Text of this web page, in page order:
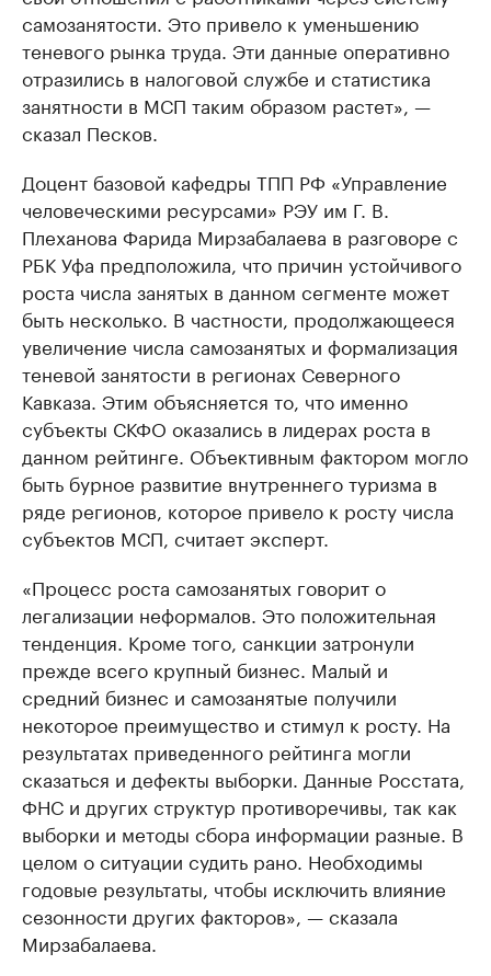
самозанятости. Это привело к уменьшению
теневого рынка труда. Эти данные оперативно
отразились в налоговой службе и статистика
занятности в МСП таким образом растет», —
сказал Песков.
Доцент базовой кафедры ТПП РФ «Управление
человеческими ресурсами» РЭУ им Г. В.
Плеханова Фарида Мирзабалаева в разговоре с
РБК Уфа предположила, что причин устойчивого
роста числа занятых в данном сегменте может
быть несколько. В частности, продолжающееся
увеличение числа самозанятых и формализация
теневой занятости в регионах Северного
Кавказа. Этим объясняется то, что именно
субъекты СКФО оказались в лидерах роста в
данном рейтинге. Объективным фактором могло
быть бурное развитие внутреннего туризма в
ряде регионов, которое привело к росту числа
субъектов МСП, считает эксперт.
«Процесс роста самозанятых говорит о
легализации неформалов. Это положительная
тенденция. Кроме того, санкции затронули
прежде всего крупный бизнес. Малый и
средний бизнес и самозанятые получили
некоторое преимущество и стимул к росту. На
результатах приведенного рейтинга могли
сказаться и дефекты выборки. Данные Росстата,
ФНС и других структур противоречивы, так как
выборки и методы сбора информации разные. В
целом о ситуации судить рано. Необходимы
годовые результаты, чтобы исключить влияние
сезонности других факторов», — сказала
Мирзабалаева.